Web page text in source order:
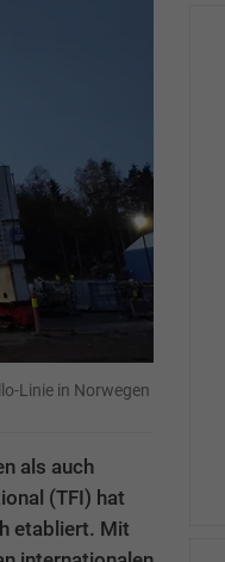
Linie in Norwegen
als auch
(TFI) hat
etabliert. Mit